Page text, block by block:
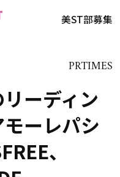
美ST部募集
PRTIMES
ーディン
ーレパシ
、